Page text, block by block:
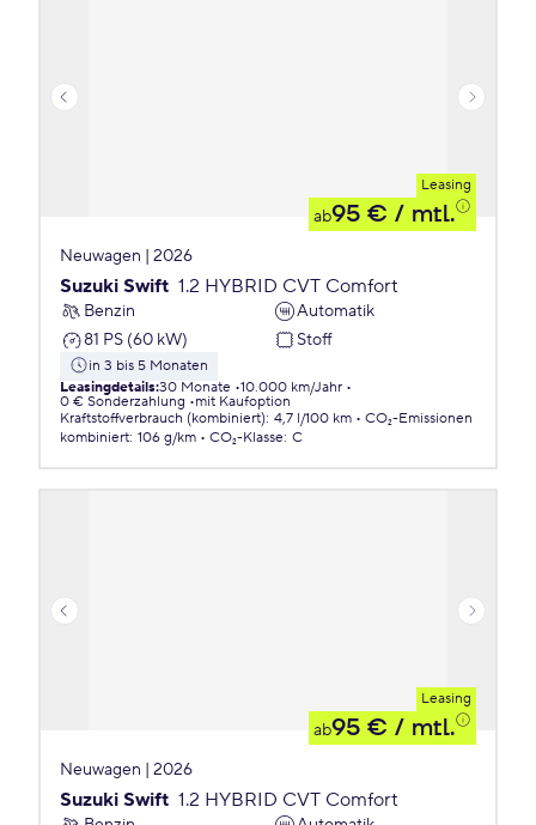
Leasing
ab95 € / mtl.
Neuwagen | 2026
Suzuki Swift 1.2 HYBRID CVT Comfort
Benzin
Automatik
81 PS (60 kW)
Stoff
in 3 bis 5 Monaten
Leasingdetails:30 Monate 10.000 km/Jahr
0 € Sonderzahlung
mit Kaufoption
Kraftstoffverbrauch (kombiniert): 4,7 l/100 km
CO₂-Emissionen
kombiniert: 106 g/km CO₂-Klasse: C
Leasing
ab95 € / mtl.
Neuwagen | 2026
Suzuki Swift 1.2 HYBRID CVT Comfort